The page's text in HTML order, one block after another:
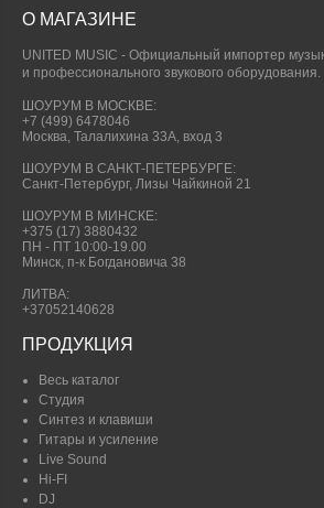
О МАГАЗИНЕ
UNITED MUSIC - Официальный импортер
и профессионального звукового оборудования.
ШОУРУМ В МОСКВЕ:
+7 (499) 6478046
Москва, Талалихина 33А, вход 3
ШОУРУМ В САНКТ-ПЕТЕРБУРГЕ:
Санкт-Петербург, Лизы Чайкиной 21
ШОУРУМ В МИНСКЕ:
+375 (17) 3880432
ПН - ПТ 10:00-19.00
Минск, п-к Богдановича 38
ЛИТВА:
+37052140628
ПРОДУКЦИЯ
Весь каталог
Студия
Синтез и клавиши
Гитары и усиление
Live Sound
Hi-FI
DJ